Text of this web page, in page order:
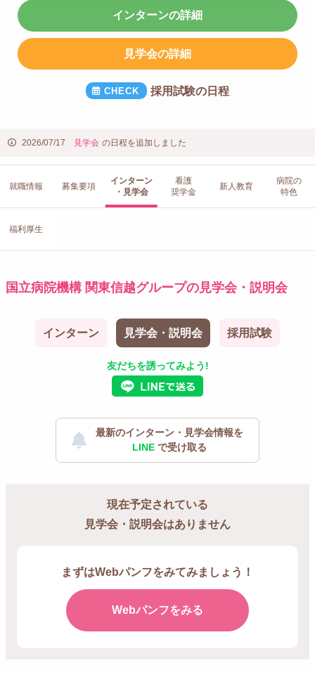
インターンの詳細
見学会の詳細
採用試験の日程
2026/07/17 見学会 の日程を追加しました
就職情報 募集要項
インターン
・見学会
看護
奨学金
新人教育
病院の
特色
福利厚生
国立病院機構 関東信越グループの見学会・説明会
インターン 見学会・説明会 採用試験
友だちを誘ってみよう!
最新のインターン・見学会情報を
LINE で受け取る
現在予定されている
見学会・説明会はありません
まずはWebパンフをみてみましょう！
Webパンフをみる